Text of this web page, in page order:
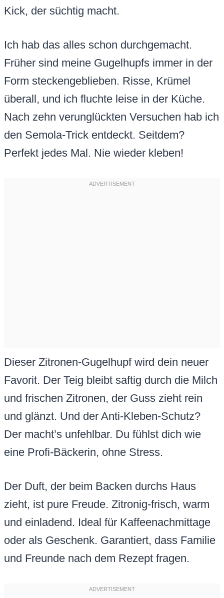
Kick, der süchtig macht.
Ich hab das alles schon durchgemacht.
Früher sind meine Gugelhupfs immer in der
Form steckengeblieben. Risse, Krümel
überall, und ich fluchte leise in der Küche.
Nach zehn verunglückten Versuchen hab ich
den Semola-Trick entdeckt. Seitdem?
Perfekt jedes Mal. Nie wieder kleben!
Dieser Zitronen-Gugelhupf wird dein neuer
Favorit. Der Teig bleibt saftig durch die Milch
und frischen Zitronen, der Guss zieht rein
und glänzt. Und der Anti-Kleben-Schutz?
Der macht’s unfehlbar. Du fühlst dich wie
eine Profi-Bäckerin, ohne Stress.
Der Duft, der beim Backen durchs Haus
zieht, ist pure Freude. Zitronig-frisch, warm
und einladend. Ideal für Kaffeenachmittage
oder als Geschenk. Garantiert, dass Familie
und Freunde nach dem Rezept fragen.